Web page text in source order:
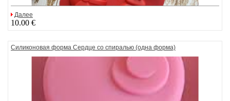
Далее
10.00 €
Силиконовая форма Сердце со спиралью (одна форма)